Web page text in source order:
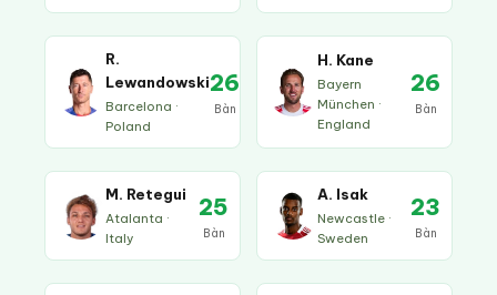
R.
Lewandowski
Barcelona ·
Poland
26
Bàn
H. Kane
Bayern
München ·
England
26
Bàn
M. Retegui
Atalanta ·
Italy
25
Bàn
A. Isak
Newcastle ·
Sweden
23
Bàn